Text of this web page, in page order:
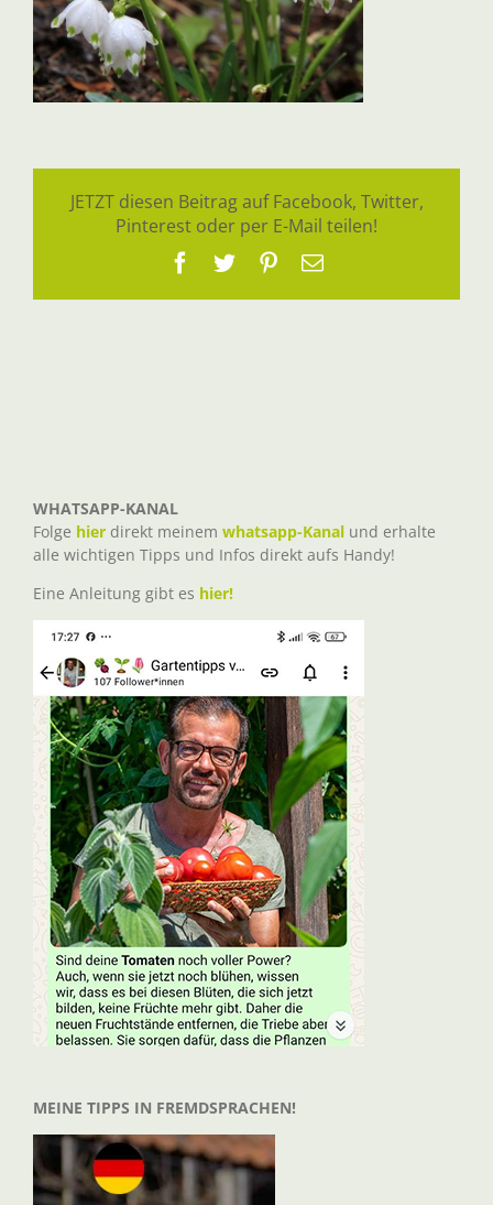
JETZT diesen Beitrag auf Facebook, Twitter,
Pinterest oder per E-Mail teilen!
Facebook
TwitterPinterest
E-
WHATSAPP-KANAL
Folge hier direkt meinem whatsapp-Kanal und erhalte
alle wichtigen Tipps und Infos direkt aufs Handy!
Eine Anleitung gibt es hier!
MEINE TIPPS IN FREMDSPRACHEN!